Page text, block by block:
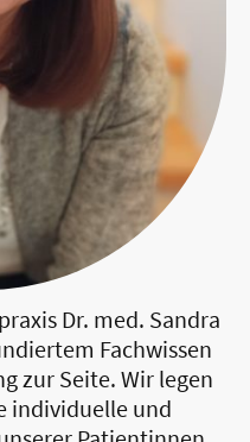
Dr. med. Sandra
Fachwissen
zur Seite. Wir legen
individuelle und